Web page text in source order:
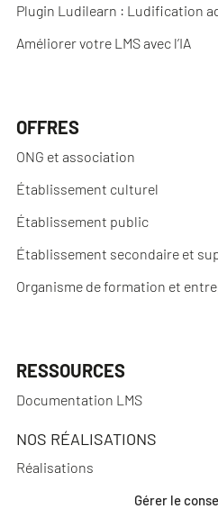
Gérer le
Plugin Ludilearn : Ludification
Améliorer votre LMS avec l’IA
OFFRES
ONG et association
Établissement culturel
Établissement public
Établissement secondaire et
Organisme de formation et
RESSOURCES
Documentation LMS
NOS RÉALISATIONS
Réalisations